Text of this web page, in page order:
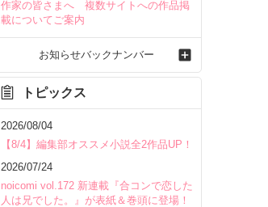
作家の皆さまへ 複数サイトへの作品掲
載についてご案内
お知らせバックナンバー
トピックス
2026/08/04
【8/4】編集部オススメ小説全2作品UP！
2026/07/24
noicomi vol.172 新連載『合コンで恋した
人は兄でした。』が表紙＆巻頭に登場！